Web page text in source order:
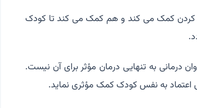
کردن کمک می کند و هم کمک می کند تا کودک
درمانی به تنهایی درمان مؤثر برای آن نیست.
به نفس کودک کمک مؤثری نماید.